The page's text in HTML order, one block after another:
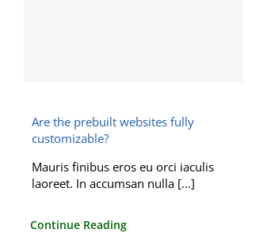
Are the prebuilt websites fully
customizable?
Mauris finibus eros eu orci iaculis
laoreet. In accumsan nulla [...]
Continue Reading